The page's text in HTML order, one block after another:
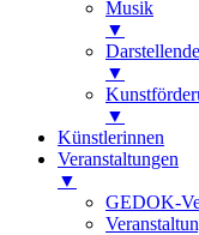
Musik
▼
▼
▼
Künstlerinnen
Veranstaltungen
▼
GEDOK-